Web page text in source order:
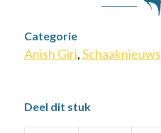
Categorie
Anish Giri,Schaaknieuws
Deel dit stuk